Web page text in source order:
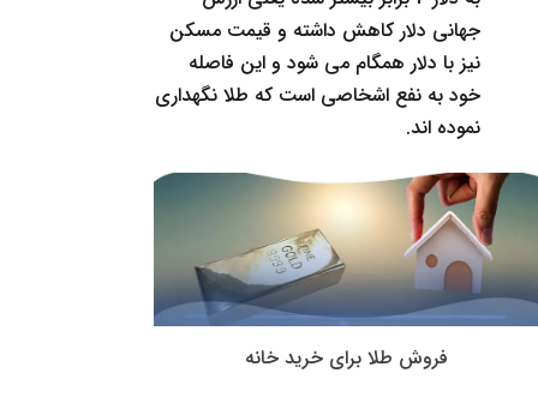
جهانی دلار کاهش داشته و قیمت مسکن
نیز با دلار همگام می شود و این فاصله
خود به نفع اشخاصی است که طلا نگهداری
نموده اند.
فروش طلا برای خرید خانه